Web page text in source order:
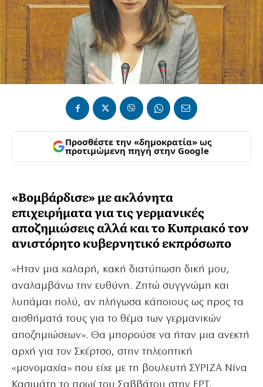
Προσθέστε την «δημοκρατία» ως
προτιμώμενη πηγή στην Google
«Βομβάρδισε» με ακλόνητα
επιχειρήματα για τις γερμανικές
αποζημιώσεις αλλά και το Κυπριακό τον
ανιστόρητο κυβερνητικό εκπρόσωπο
«Ηταν μια χαλαρή, κακή διατύπωση δική μου,
αναλαμβάνω την ευθύνη. Ζητώ συγγνώμη και
λυπάμαι πολύ, αν πλήγωσα κάποιους ως προς τα
αισθήματά τους για το θέμα των γερμανικών
αποζημιώσεων». Θα μπορούσε να ήταν μια ανεκτή
αρχή για τον Σκέρτσο, στην τηλεοπτική
«μονομαχία» που είχε με τη βουλευτή ΣΥΡΙΖΑ Νίνα